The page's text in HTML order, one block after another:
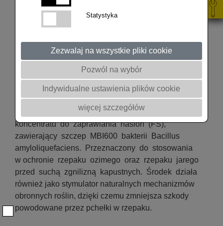
Statystyka
Zezwalaj na wszystkie pliki cookie
Pozwól na wybór
Indywidualne ustawienia plików cookie
więcej szczegółów
W nadchodzącym sezonie 2025/26 RAPOOL Polska
oferować będzie materiał siewny zaprawiony w dwóch
opcjach: - NASIONA PREMIUM - NASIONA
PREMIUM PLUS
Nasiona rzepaku zaprawiane są:
Zaprawa fungicydowa mikrobiologiczna
INTEGRAL PRO
FUNGICYD mikrobiologiczny w postaci płynnego
koncentratu do zaprawiania nasion (FS),
zawierający szczep MBI600 bakterii Bacillus
amyloliquefaciens. Przeznaczony do stosowania
w ochronie rzepaku ozimego oraz rzepaku jarego
przed suchą zgnilizną kapustnych. Środek działa
również jako stymulator naturalnych mechanizmów
obronnych roślin, dzięki czemu zmniejsza szkody
powodowane przez pchełki w rzepaku.